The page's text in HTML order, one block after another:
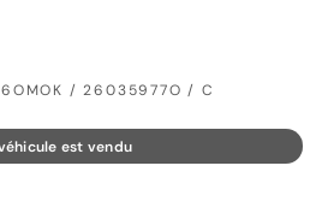
/ 26035977O / C
est vendu